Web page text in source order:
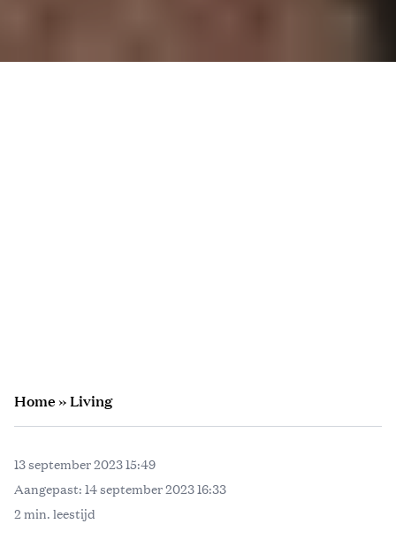
Home»Living
13 september 2023 15:49
Aangepast: 14 september 2023 16:33
2 min. leestijd